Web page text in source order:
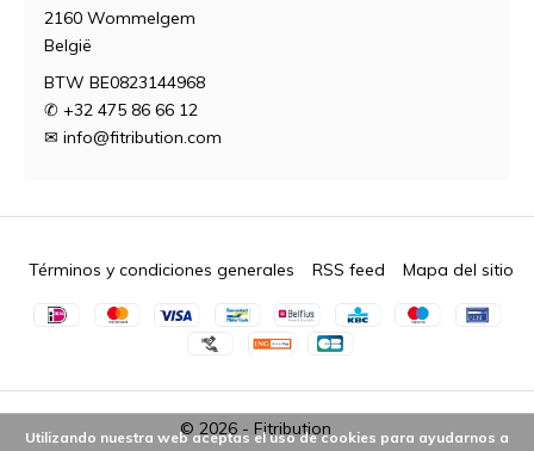
2160 Wommelgem
België
BTW BE0823144968
✆ +32 475 86 66 12
✉ info@fitribution.com
© 2026 - Fitribution
Términos y condiciones generales RSS feed Mapa del sitio
Utilizando nuestra web aceptas el uso de cookies para ayudarnos a